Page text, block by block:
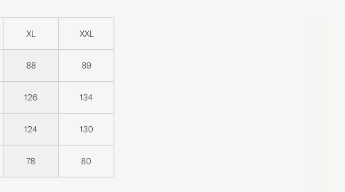
XL XXL
88 89
126 134
124 130
78 80